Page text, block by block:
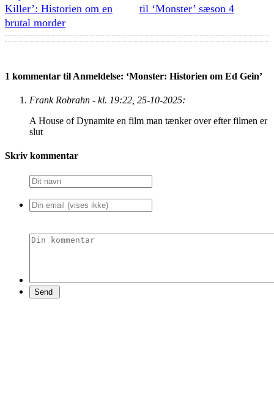
Killer’: Historien om en
brutal morder
til ‘Monster’ sæson 4
1 kommentar til Anmeldelse: ‘Monster: Historien om Ed Gein’
Frank Robrahn - kl. 19:22, 25-10-2025:
A House of Dynamite en film man tænker over efter filmen er
slut
Skriv kommentar